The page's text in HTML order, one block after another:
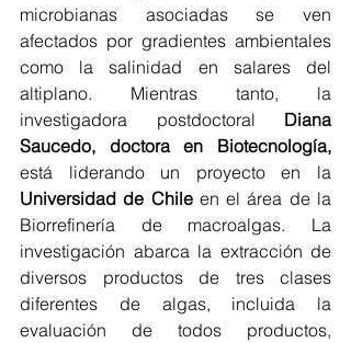
microbianas asociadas se ven
afectados por gradientes ambientales
como la salinidad en salares del
altiplano. Mientras tanto, la
investigadora postdoctoral Diana
Saucedo, doctora en Biotecnología,
Universidad de Chile en el área de la
Biorrefinería de macroalgas. La
investigación abarca la extracción de
diversos productos de tres clases
diferentes de algas, incluida la
evaluación de todos productos,